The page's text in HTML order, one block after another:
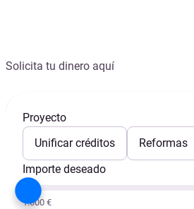
Solicita tu dinero aquí
Proyecto
Unificar créditos
Reformas
Importe deseado
1.000 €